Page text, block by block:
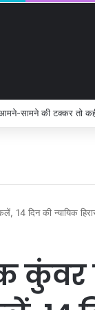
लगी आग
14 दिन की न्यायिक
कुंवर